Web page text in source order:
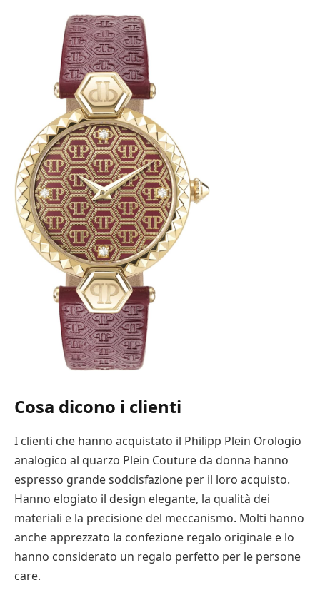
Cosa dicono i clienti
I clienti che hanno acquistato il Philipp Plein Orologio
analogico al quarzo Plein Couture da donna hanno
espresso grande soddisfazione per il loro acquisto.
Hanno elogiato il design elegante, la qualità dei
materiali e la precisione del meccanismo. Molti hanno
anche apprezzato la confezione regalo originale e lo
hanno considerato un regalo perfetto per le persone
care.